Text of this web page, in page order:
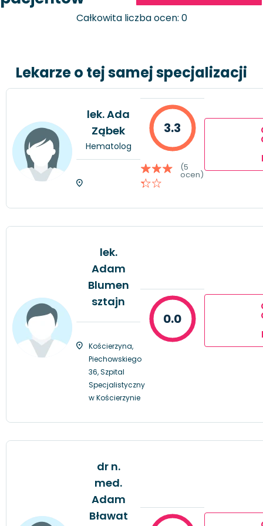
Całkowita liczba ocen: 0
Lekarze o tej samej specjalizacji
lek. Ada
Ząbek
Hematolog
3.3
(5
ocen)
lek.
Adam
Blumen
sztajn
Kościerzyna,
Piechowskiego
36, Szpital
Specjalistyczny
w Kościerzynie
0.0
dr n.
med.
Adam
Bławat